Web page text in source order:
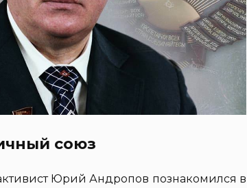
союз
Юрий Андропов познакомился в